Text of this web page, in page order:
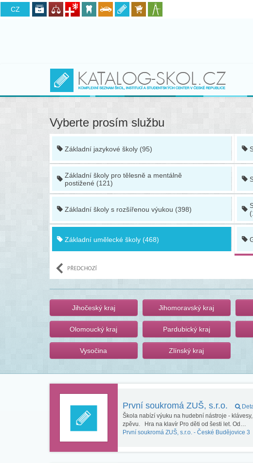
CZ
SK
Vyberte prosím službu
Základní jazykové školy (95)
Základní školy pro tělesně a mentálně
postižené (121)
Základní školy s rozšířenou výukou (398)
Základní umělecké školy (468)
Jihočeský kraj Jihomoravský kraj
Olomoucký kraj Pardubický kraj
Vysočina Zlínský kraj
První soukromá ZUŠ, s.r.o.
Škola nabízí výuku na hudební nástroje -
zpěvu. Hra na klavír Pro děti od šesti let. Od…
První soukromá ZUŠ, s.r.o. - České Budějovice 3